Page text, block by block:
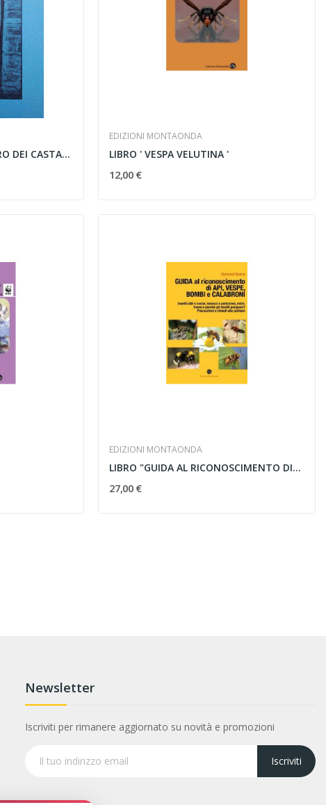
LIBRO " LUNGO IL SENTIERO DEI CASTAGNI "
EDIZIONI MONTAONDA
LIBRO ' VESPA VELUTINA '
12,00 €
EDIZIONI MONTAONDA
LIBRO "GUIDA AL RICONOSCIMENTO DI...
27,00 €
Newsletter
Iscriviti per rimanere aggiornato su novità e promozioni
Iscriviti